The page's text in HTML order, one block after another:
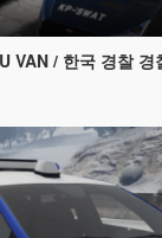
VAN / 한국 경찰